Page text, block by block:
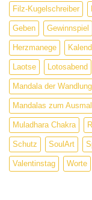
Filz-Kugelschreiber
Geben Gewinnspiel
Herzmanege
Laotse Lotosabend
Mandala der Wandlung
Mandalas zum
Muladhara Chakra
Schutz SoulArt
Valentinstag Worte